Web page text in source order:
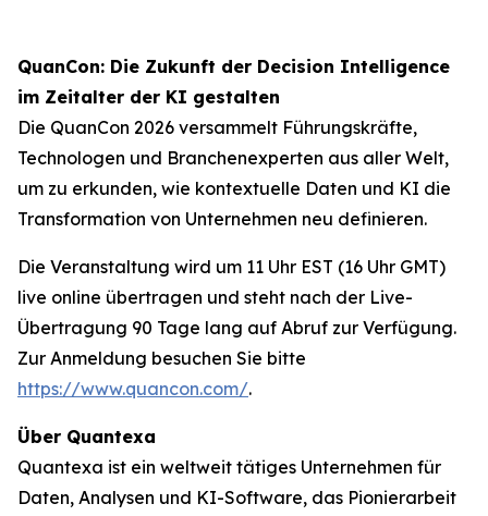
QuanCon: Die Zukunft der Decision Intelligence
im Zeitalter der KI gestalten
Die QuanCon 2026 versammelt Führungskräfte,
Technologen und Branchenexperten aus aller Welt,
um zu erkunden, wie kontextuelle Daten und KI die
Transformation von Unternehmen neu definieren.
Die Veranstaltung wird um 11 Uhr EST (16 Uhr GMT)
live online übertragen und steht nach der Live-
Übertragung 90 Tage lang auf Abruf zur Verfügung.
Zur Anmeldung besuchen Sie bitte
https://www.quancon.com/.
Über Quantexa
Quantexa ist ein weltweit tätiges Unternehmen für
Daten, Analysen und KI-Software, das Pionierarbeit